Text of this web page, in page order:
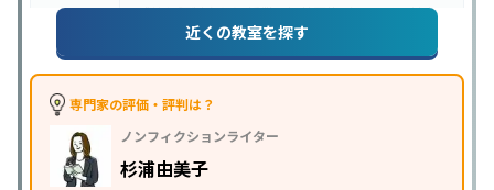
成績保証制度あり授業の振替可能オンライン対応
1科目から受講可能季節講習のみの受講可
※2023年3月調査。小学校高学年の個別指導塾アンケート調査方法を参
近くの教室を探す
専門家の評価・評判は？
ノンフィクションライター
杉浦由美子